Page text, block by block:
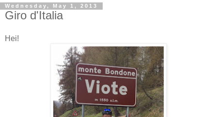
Wednesday, May 1, 2013
Giro d'Italia
Hei!